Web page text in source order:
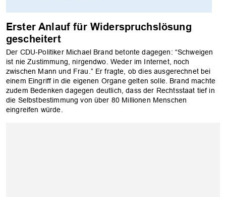
Erster Anlauf für Widerspruchslösung
gescheitert
Der CDU-Politiker Michael Brand betonte dagegen: “Schweigen
ist nie Zustimmung, nirgendwo. Weder im Internet, noch
zwischen Mann und Frau.” Er fragte, ob dies ausgerechnet bei
einem Eingriff in die eigenen Organe gelten solle. Brand machte
zudem Bedenken dagegen deutlich, dass der Rechtsstaat tief in
die Selbstbestimmung von über 80 Millionen Menschen
eingreifen würde.